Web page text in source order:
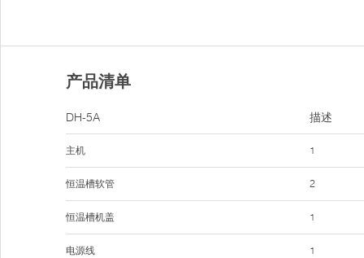
产品清单
DH-5A
主机
恒温槽软管
恒温槽机盖
电源线
描述
1
2
1
1